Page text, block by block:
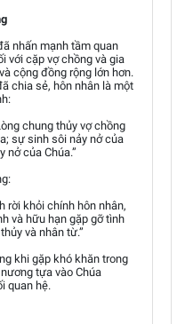
nhấn mạnh tầm quan
với cặp vợ chồng và gia
cộng đồng rộng lớn hơn.
chia sẻ, hôn nhân là một
chung thủy vợ chồng
sự sinh sôi nảy nở của
nở của Chúa.”
rời khỏi chính hôn nhân,
và hữu hạn gặp gỡ tình
và nhân từ.”
khi gặp khó khăn trong
tựa vào Chúa
quan hệ.